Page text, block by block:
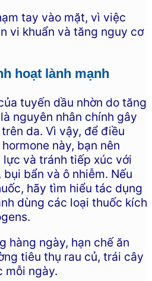
tay vào mặt, vì việc
vi khuẩn và tăng nguy cơ
hoạt lành mạnh
tuyến dầu nhờn do tăng
nguyên nhân chính gây
da. Vì vậy, để điều
này, bạn nên
và tránh tiếp xúc với
bẩn và ô nhiễm. Nếu
hãy tìm hiểu tác dụng
dùng các loại thuốc kích
hàng ngày, hạn chế ăn
tiêu thụ rau củ, trái cây
mỗi ngày.